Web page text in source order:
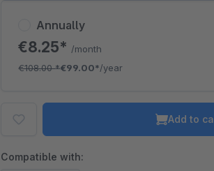
Annually
€8.25* /month
€108.00*€99.00*/year
Add to
Compatible with: